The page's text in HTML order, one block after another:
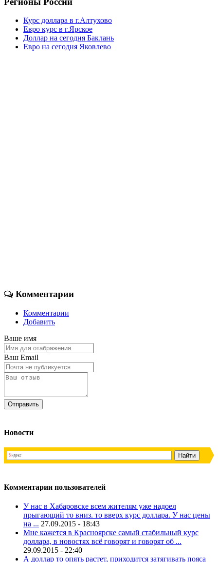
Курс доллара в г.Алтухово
Евро курс в г.Ярское
Доллар на сегодня Баклань
Евро на сегодня Яковлево
Комментарии
Комментарии
Добавить
Ваше имя
Ваш Email
Новости
Комментарии пользователей
У нас в Хабаровске всем жителям уже надоел
прыгающий то вниз. то вверх курс доллара. У нас цены
на ... 27.09.2015 - 18:43
Мне кажется в Красноярске самый стабильный курс
доллара, в новостях всё говорят и говорят об ...
29.09.2015 - 22:40
А доллар то опять растет, приходится затягивать пояса